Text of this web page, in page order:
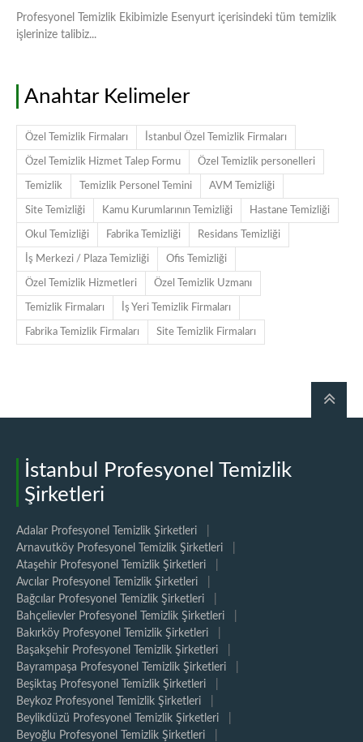
Profesyonel Temizlik Ekibimizle Esenyurt içerisindeki tüm temizlik
işlerinize talibiz...
Anahtar Kelimeler
Özel Temizlik Firmaları İstanbul Özel Temizlik Firmaları
Özel Temizlik Hizmet Talep Formu Özel Temizlik personelleri
Temizlik Temizlik Personel Temini AVM Temizliği
Site Temizliği Kamu Kurumlarının Temizliği Hastane Temizliği
Okul Temizliği Fabrika Temizliği Residans Temizliği
İş Merkezi / Plaza Temizliği Ofis Temizliği
Özel Temizlik Hizmetleri Özel Temizlik Uzmanı
Temizlik Firmaları İş Yeri Temizlik Firmaları
Fabrika Temizlik Firmaları Site Temizlik Firmaları
İstanbul Profesyonel Temizlik
Şirketleri
Adalar Profesyonel Temizlik Şirketleri
Arnavutköy Profesyonel Temizlik Şirketleri
Ataşehir Profesyonel Temizlik Şirketleri
Avcılar Profesyonel Temizlik Şirketleri
Bağcılar Profesyonel Temizlik Şirketleri
Bahçelievler Profesyonel Temizlik Şirketleri
Bakırköy Profesyonel Temizlik Şirketleri
Başakşehir Profesyonel Temizlik Şirketleri
Bayrampaşa Profesyonel Temizlik Şirketleri
Beşiktaş Profesyonel Temizlik Şirketleri
Beykoz Profesyonel Temizlik Şirketleri
Beylikdüzü Profesyonel Temizlik Şirketleri
Beyoğlu Profesyonel Temizlik Şirketleri